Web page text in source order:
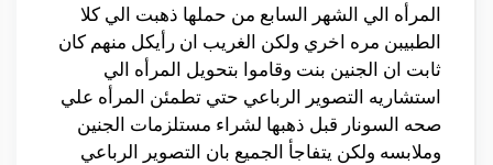
المرأه الي الشهر السابع من حملها ذهبت الي كلا
الطبيبن مره اخري ولكن الغريب ان رأيكل منهم كان
ثابت ان الجنين بنت وقاموا بتحويل المرأه الي
استشاريه التصوير الرباعي حتي تطمئن المرأه علي
صحه السونار قبل ذهبها لشراء مستلزمات الجنين
وملابسه ولكن يتفاجأ الجميع بان التصوير الرباعي